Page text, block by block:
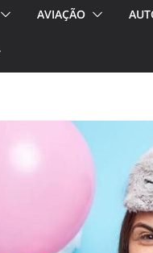
AVIAÇÃO